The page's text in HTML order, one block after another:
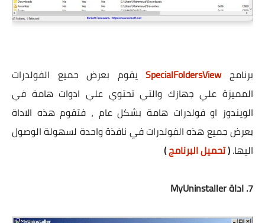
برنامجSpecialFoldersViewيقوم بعرض جميع الفولدرات
المميزة علي جهازك والتي تحتوي علي ادوات هامة في
الويندوز او فولدرات هامة بشكل عام ، فتقوم هذه الاداة
بعرض جميع هذه الفولدرات في نافذة واحدة لسهولة الوصول
اليها.(تحميل البرنامج)
7. اداة MyUninstaller